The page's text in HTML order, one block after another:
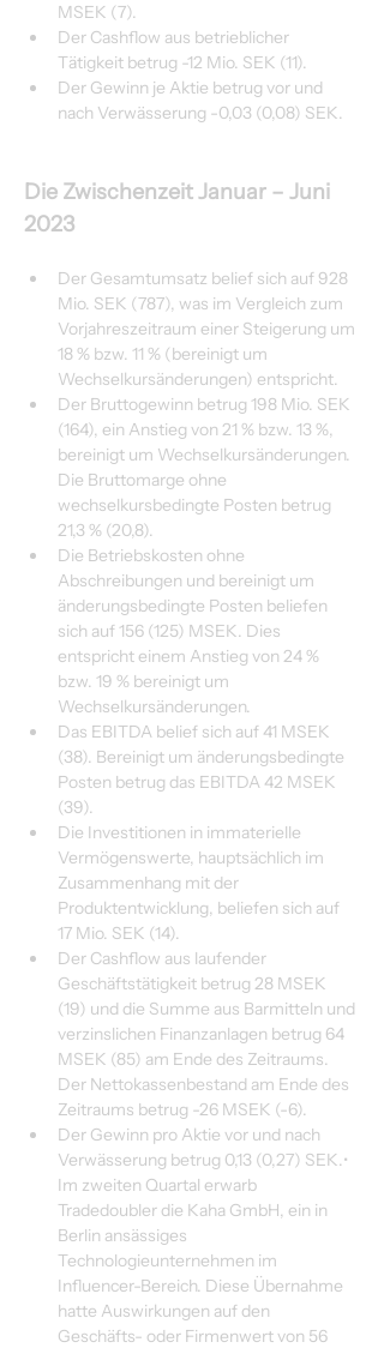
MSEK (7).
Der Cashflow aus betrieblicher
Tätigkeit betrug -12 Mio. SEK (11).
Der Gewinn je Aktie betrug vor und
nach Verwässerung -0,03 (0,08) SEK.
Die Zwischenzeit Januar – Juni
2023
Der Gesamtumsatz belief sich auf 928
Mio. SEK (787), was im Vergleich zum
Vorjahreszeitraum einer Steigerung um
18 % bzw. 11 % (bereinigt um
Wechselkursänderungen) entspricht.
Der Bruttogewinn betrug 198 Mio. SEK
(164), ein Anstieg von 21 % bzw. 13 %,
bereinigt um Wechselkursänderungen.
Die Bruttomarge ohne
wechselkursbedingte Posten betrug
21,3 % (20,8).
Die Betriebskosten ohne
Abschreibungen und bereinigt um
änderungsbedingte Posten beliefen
sich auf 156 (125) MSEK. Dies
entspricht einem Anstieg von 24 %
bzw. 19 % bereinigt um
Wechselkursänderungen.
Das EBITDA belief sich auf 41 MSEK
(38). Bereinigt um änderungsbedingte
Posten betrug das EBITDA 42 MSEK
(39).
Die Investitionen in immaterielle
Vermögenswerte, hauptsächlich im
Zusammenhang mit der
Produktentwicklung, beliefen sich auf
17 Mio. SEK (14).
Der Cashflow aus laufender
Geschäftstätigkeit betrug 28 MSEK
(19) und die Summe aus Barmitteln und
verzinslichen Finanzanlagen betrug 64
MSEK (85) am Ende des Zeitraums.
Der Nettokassenbestand am Ende des
Zeitraums betrug -26 MSEK (-6).
Der Gewinn pro Aktie vor und nach
Verwässerung betrug 0,13 (0,27) SEK.•
Im zweiten Quartal erwarb
Tradedoubler die Kaha GmbH, ein in
Berlin ansässiges
Technologieunternehmen im
Influencer-Bereich. Diese Übernahme
hatte Auswirkungen auf den
Geschäfts- oder Firmenwert von 56